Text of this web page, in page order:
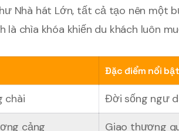
Nhà hát Lớn, tất cả tạo nên một
là chìa khóa khiến du khách luôn
Đặc điểm nổi bật
chài
Đời sống ngư
cảng
Giao thương